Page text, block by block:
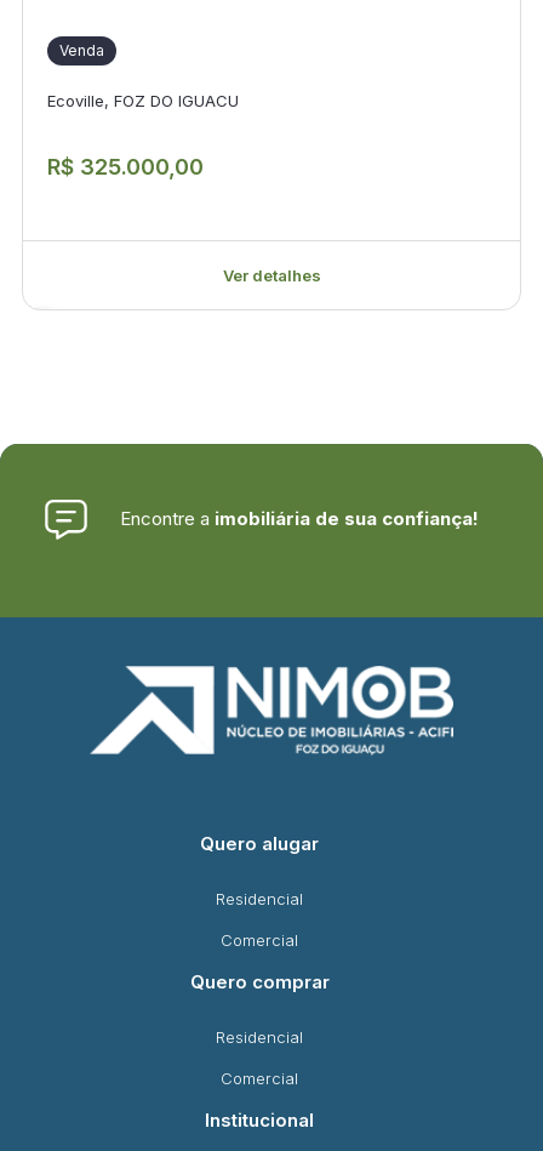
Venda
Ecoville, FOZ DO IGUACU
R$ 325.000,00
Ver detalhes
Encontre a imobiliária de sua confiança!
Quero alugar
Residencial
Comercial
Quero comprar
Residencial
Comercial
Institucional